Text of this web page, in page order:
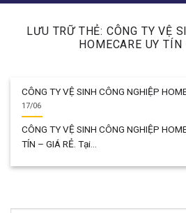
LƯU TRỮ THẺ: CÔNG TY VỆ
HOMECARE UY
CÔNG TY VỆ SINH CÔNG NGHIỆP
17/06
CÔNG TY VỆ SINH CÔNG NGHIỆP
TÍN – GIÁ RẺ. Tại...